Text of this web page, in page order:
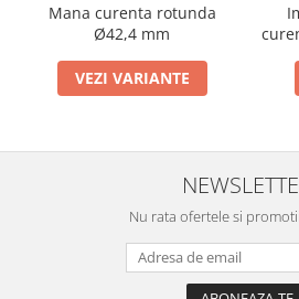
Mana curenta rotunda
Ø42,4 mm
VEZI VARIANTE
Nu rata ofertele si